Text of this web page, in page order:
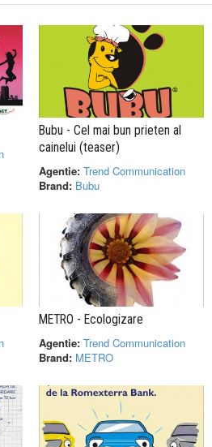
Bubu - Cel mai bun prieten al
cainelui (teaser)
Agentie: Trend Communication
Brand: Bubu
METRO - Ecologizare
Agentie: Trend Communication
Brand: METRO